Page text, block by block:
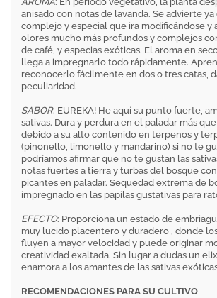
anisado con notas de lavanda. Se advierte
complejo y especial que ira modificándose y
olores mucho más profundos y complejos
de café, y especias exóticas. El aroma en
llega a impregnarlo todo rápidamente.
reconocerlo fácilmente en dos o tres catas,
peculiaridad.
SABOR: EUREKA! He aquí su punto fuerte,
sativas. Dura y perdura en el paladar más
debido a su alto contenido en terpenos y
(pinonello, limonello y mandarino) si no te
podríamos afirmar que no te gustan las
notas fuertes a tierra y turbas del bosque
picantes en paladar. Sequedad extrema de
impregnado en las papilas gustativas para
EFECTO: Proporciona un estado de
muy lucido placentero y duradero , donde
fluyen a mayor velocidad y puede originar
creatividad exaltada. Sin lugar a dudas un
enamora a los amantes de las sativas
RECOMENDACIONES PARA SU CULTIVO